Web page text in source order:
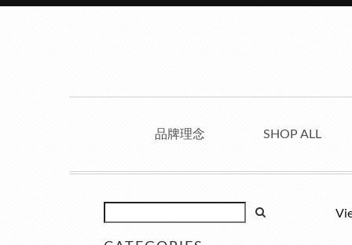
品牌理念 SHOP ALL